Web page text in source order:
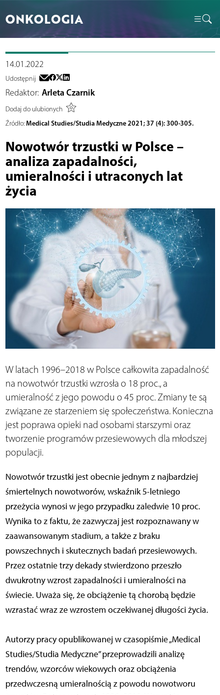
ONKOLOGIA
14.01.2022
Udostępnij
Redaktor: Arleta Czarnik
Dodaj do ulubionych
Źródło: Medical Studies/Studia Medyczne 2021; 37 (4): 300-305.
Nowotwór trzustki w Polsce –
analiza zapadalności,
umieralności i utraconych lat
życia
W latach 1996–2018 w Polsce całkowita zapadalność
na nowotwór trzustki wzrosła o 18 proc., a
umieralność z jego powodu o 45 proc. Zmiany te są
związane ze starzeniem się społeczeństwa. Konieczna
jest poprawa opieki nad osobami starszymi oraz
tworzenie programów przesiewowych dla młodszej
populacji.
Nowotwór trzustki jest obecnie jednym z najbardziej
śmiertelnych nowotworów, wskaźnik 5-letniego
przeżycia wynosi w jego przypadku zaledwie 10 proc.
Wynika to z faktu, że zazwyczaj jest rozpoznawany w
zaawansowanym stadium, a także z braku
powszechnych i skutecznych badań przesiewowych.
Przez ostatnie trzy dekady stwierdzono przeszło
dwukrotny wzrost zapadalności i umieralności na
świecie. Uważa się, że obciążenie tą chorobą będzie
wzrastać wraz ze wzrostem oczekiwanej długości życia.
Autorzy pracy opublikowanej w czasopiśmie „Medical
Studies/Studia Medyczne” przeprowadzili analizę
trendów, wzorców wiekowych oraz obciążenia
przedwczesną umieralnością z powodu nowotworu